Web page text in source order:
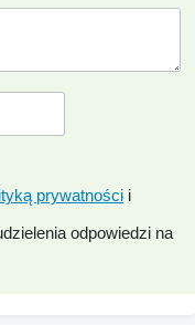
prywatności i
odpowiedzi na